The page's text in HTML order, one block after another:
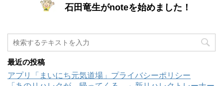
石田竜生がnoteを始めました！
最近の投稿
アプリ「まいにち元気道場」プライバシーポリシー